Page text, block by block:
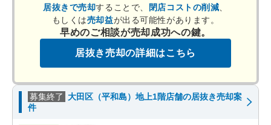
居抜きで売却することで、 閉店コストの削減
もしくは売却益が出る可能性があります。
早めのご相談が売却成功への鍵。
居抜き売却の詳細はこちら
募集終了
大田区（平和島）地上1階店舗の居抜き売却案
件